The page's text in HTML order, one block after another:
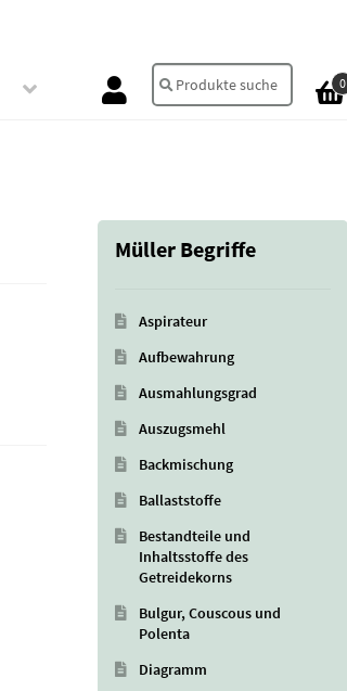
Suche
nach:
Suchen 0
Müller Begriffe
Aspirateur
Aufbewahrung
Ausmahlungsgrad
Auszugsmehl
Backmischung
Ballaststoffe
Bestandteile und
Inhaltsstoffe des
Getreidekorns
Bulgur, Couscous und
Polenta
Diagramm